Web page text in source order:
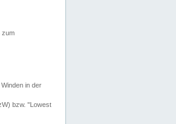
zum
in der
bzw. "Lowest